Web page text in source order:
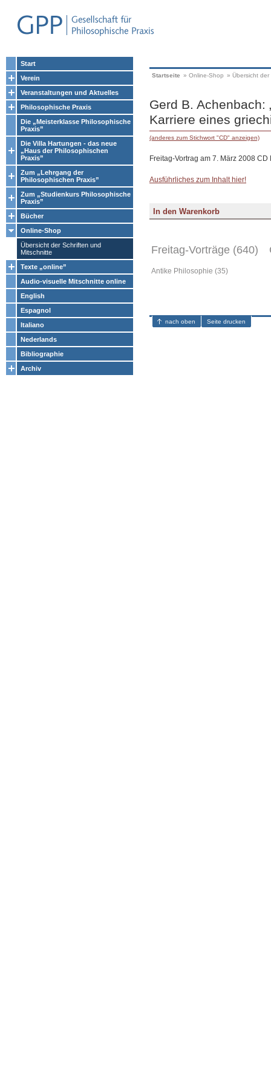
Start
Verein
Veranstaltungen und Aktuelles
Philosophische Praxis
Die „Meisterklasse Philosophische
Praxis”
Die Villa Hartungen - das neue
„Haus der Philosophischen
Praxis”
Zum „Lehrgang der
Philosophischen Praxis”
Zum „Studienkurs Philosophische
Praxis”
Bücher
Online-Shop
Übersicht der Schriften und
Mitschnitte
Texte „online”
Audio-visuelle Mitschnitte online
English
Espagnol
Italiano
Nederlands
Bibliographie
Archiv
Startseite » Online-Shop » Übersicht
Gerd B. Achenbach:
Karriere eines
(anderes zum Stichwort "CD" anzeigen)
Freitag-Vortrag am 7. März 2008 CD
Ausführliches zum Inhalt hier!
Freitag-Vorträge (640)
Antike Philosophie (35)
nach oben Seite drucken